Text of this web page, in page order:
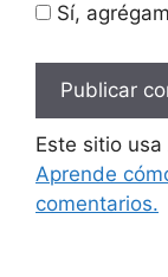
Sí,
Este sitio
Aprende
comentarios.